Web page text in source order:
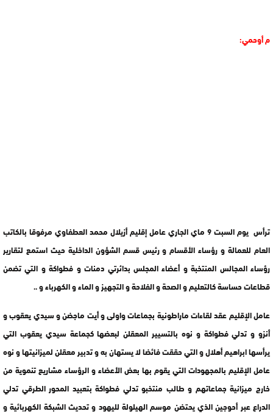
م أوحمي:
ترأس يوم السبت 9 ماي الجاري عامل إقليم أزيلال محمد العطفاوي مرفوقا بالكاتب
العام للعمالة و رؤساء الأقسام و رئيس قسم الشؤون الداخلية حيث استمع لتقارير
رؤساء المجالس المنتخبة و أعضاء المجلس بدائرتي دمنات و فطواكة و التي تضمن
قطاعات حساسة كالتعليم و الصحة و الفلاحة و التجهيز و الماء و الكهرباء و ..
عامل الإقليم عقد لقاءات ماراطونية بجماعات واولى و أيت ماجضن و سيدي يعقوب و
أنزو و تدلي فطواكة و نوه بالتسيير المعقلن لبعضها كجماعة سيدي يعقوب التي
يرأسها ابراهيم أهلال و التي حققت فائضا لا يستهان به و تدبير معقلن لميزانيتها و نوه
عامل الإقليم بالمجهودات التي يقوم بها بعض الأعضاء و الرؤساء مشاريع تنموية من
خارج ميزانية جماعاتهم و طالب منتخبو تدلي فطواكة بتعبيد المحور الطرقي تدلي
الدراع عبر أحوجين الذي يحتضن موسم الهيلولة لليهود و تحديث الشبكة الكهربائية و